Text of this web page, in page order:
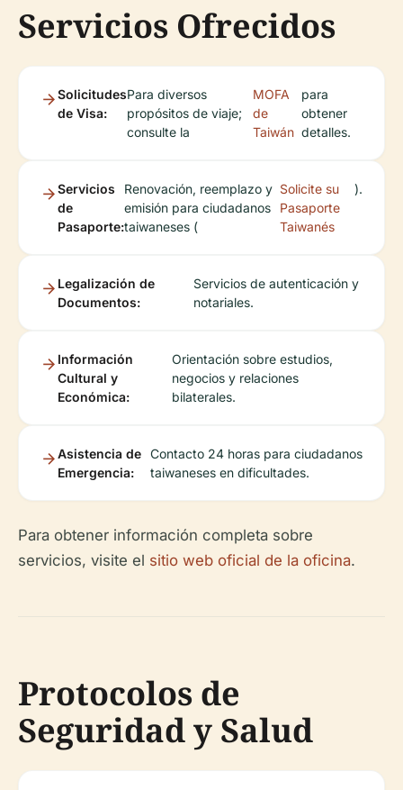
Servicios Ofrecidos
Solicitudes
de Visa:
Para diversos
propósitos de viaje;
consulte la
MOFA
de
Taiwán
para
obtener
detalles.
Servicios
de
Pasaporte:
Renovación, reemplazo y
emisión para ciudadanos
taiwaneses (
Solicite su
Pasaporte
Taiwanés
).
Legalización de
Documentos:
Servicios de autenticación y
notariales.
Información
Cultural y
Económica:
Orientación sobre estudios,
negocios y relaciones
bilaterales.
Asistencia de
Emergencia:
Contacto 24 horas para ciudadanos
taiwaneses en dificultades.
Para obtener información completa sobre
servicios, visite el sitio web oficial de la oficina.
Protocolos de
Seguridad y Salud